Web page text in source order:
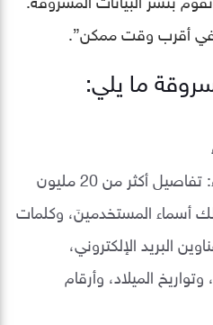
في أقرب وقت ممكن”.
ما يلي:
معلومات العملاء: تفاصيل أكثر من 20 مليون
أسماء المستخدمينَ، وكلمات
البريد الإلكتروني،
وتواريخ الميلاد، وأرقام